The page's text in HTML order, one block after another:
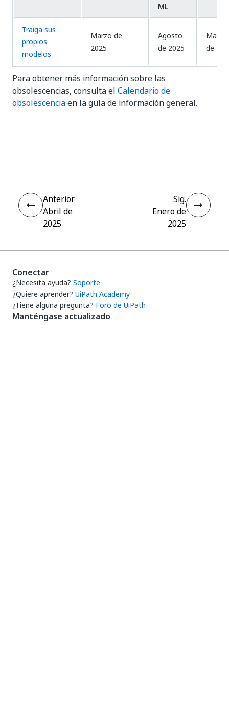
ML
Traiga sus
propios
modelos
Marzo de
2025
Agosto
de 2025
Marzo
de
Para obtener más información sobre las
obsolescencias, consulta el Calendario de
obsolescenciaen la guía de información general.
Anterior
Abril de
2025
Sig.
Enero de
2025
Conectar
¿Necesita ayuda? Soporte
¿Quiere aprender? UiPath Academy
¿Tiene alguna pregunta? Foro de UiPath
Manténgase actualizado